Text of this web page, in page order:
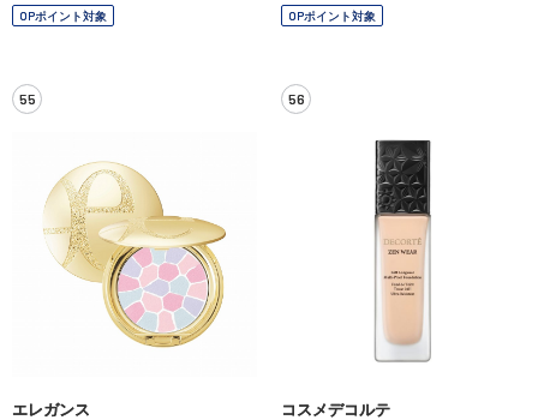
OPポイント対象 OPポイント対象
55
エレガンス
56
コスメデコルテ